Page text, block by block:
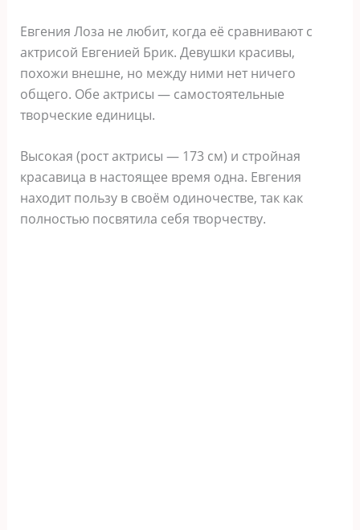
Евгения Лоза не любит, когда её сравнивают с
актрисой Евгенией Брик. Девушки красивы,
похожи внешне, но между ними нет ничего
общего. Обе актрисы — самостоятельные
творческие единицы.
Высокая (рост актрисы — 173 см) и стройная
красавица в настоящее время одна. Евгения
находит пользу в своём одиночестве, так как
полностью посвятила себя творчеству.